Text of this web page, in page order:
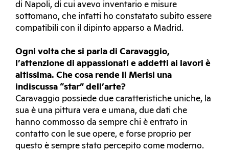
di Napoli, di cui avevo inventario e misure
sottomano, che infatti ho constatato subito essere
compatibili con il dipinto apparso a Madrid.
Ogni volta che si parla di Caravaggio,
l’attenzione di appassionati e addetti ai lavori è
altissima. Che cosa rende il Merisi una
indiscussa “star” dell’arte?
Caravaggio possiede due caratteristiche uniche, la
sua è una pittura vera e umana, due dati che
hanno commosso da sempre chi è entrato in
contatto con le sue opere, e forse proprio per
questo è sempre stato percepito come moderno.